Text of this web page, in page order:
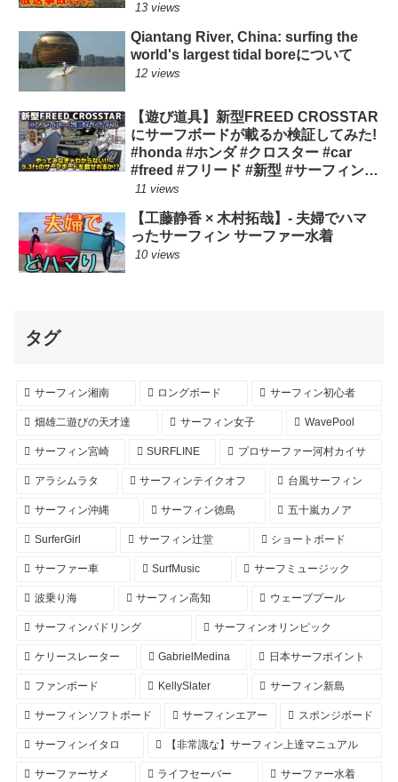
13 views
Qiantang River, China: surfing the
world's largest tidal boreについて
12 views
【遊び道具】新型FREED CROSSTAR
にサーフボードが載るか検証してみた!
#honda #ホンダ #クロスター #car
#freed #フリード #新型 #サーフィン
ロングボード
11 views
【工藤静香 × 木村拓哉】- 夫婦でハマ
ったサーフィン サーファー水着
10 views
タグ
サーフィン湘南 ロングボード サーフィン初心者
畑雄二遊びの天才達 サーフィン女子 WavePool
サーフィン宮崎 SURFLINE プロサーファー河村カイサ
アラシムラタ サーフィンテイクオフ 台風サーフィン
サーフィン沖縄 サーフィン徳島 五十嵐カノア
SurferGirl サーフィン辻堂 ショートボード
サーファー車 SurfMusic サーフミュージック
波乗り海 サーフィン高知 ウェーブプール
サーフィンパドリング サーフィンオリンピック
ケリースレーター GabrielMedina 日本サーフポイント
ファンボード KellySlater サーフィン新島
サーフィンソフトボード サーフィンエアー スポンジボード
サーフィンイタロ 【非常識な】サーフィン上達マニュアル
サーファーサメ ライフセーバー サーファー水着